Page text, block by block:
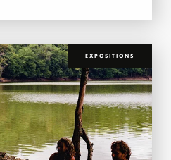
EXPOSITIONS